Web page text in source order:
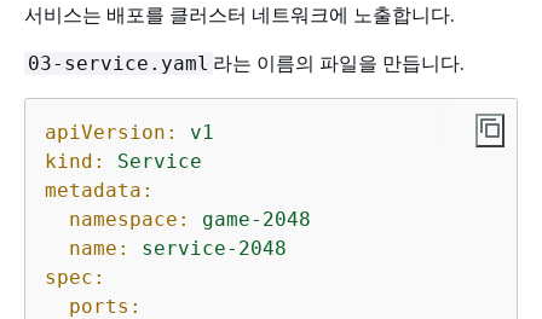
서비스는 배포를 클러스터 네트워크에 노출합니다.
03-service.yaml 라는 이름의 파일을 만듭니다.
apiVersion:
v1
kind:
Service
metadata:
namespace:
game-2048
name:
service-2048
spec:
ports: